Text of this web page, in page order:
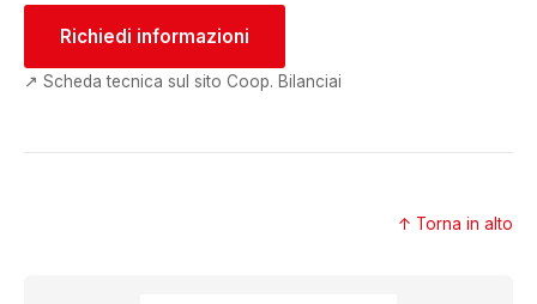
Richiedi informazioni
↗ Scheda tecnica sul sito Coop. Bilanciai
↑ Torna in alto